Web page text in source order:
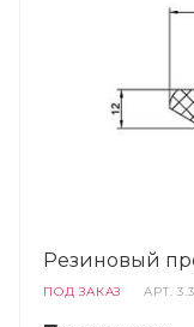
Резиновый
ПОД ЗАКАЗ АРТ.